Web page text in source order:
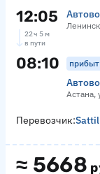
12:05
22 ч 5 м
в пути
08:10
Астана,
≈ 5668
Перевозчик: